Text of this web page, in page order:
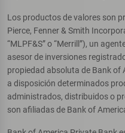
Los productos de valores son
Pierce, Fenner & Smith
“MLPF&S” o “Merrill”), un
asesor de inversiones
propiedad absoluta de Bank of
a disposición determinados
administrados, distribuidos o
son afiliadas de Bank of